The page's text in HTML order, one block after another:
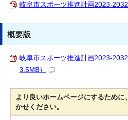
岐阜市スポーツ推進計画2023-2032
概要版
岐阜市スポーツ推進計画2023-
3.5MB）
より良いホームページにするために
かせください。